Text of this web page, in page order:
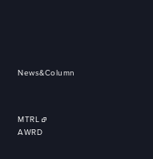
News&Column
MTRL
AWRD